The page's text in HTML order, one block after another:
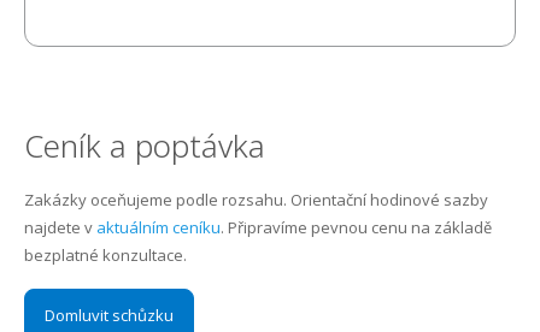
Ceník a poptávka
Zakázky oceňujeme podle rozsahu. Orientační hodinové sazby
najdete v aktuálním ceníku. Připravíme pevnou cenu na základě
bezplatné konzultace.
Domluvit schůzku